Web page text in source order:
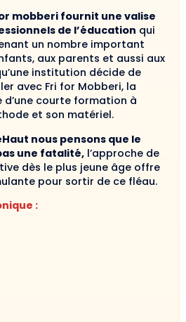
mobberi fournit une valise
de l’éducation qui
un nombre important
aux parents et aussi aux
institution décide de
avec Fri for Mobberi, la
d’une courte formation à
et son matériel.
nous pensons que le
une fatalité, l’approche de
dès le plus jeune âge offre
pour sortir de ce fléau.
: